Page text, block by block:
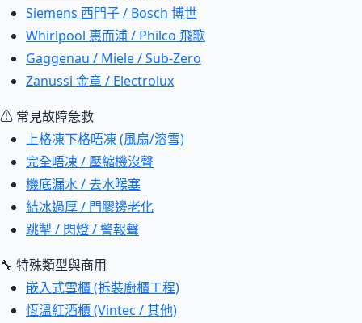
Siemens 西門子 / Bosch 博世
Whirlpool 惠而浦 / Philco 飛歌
Gaggenau / Miele / Sub-Zero
Zanussi 金章 / Electrolux
⚠ 常見故障急救
上格凍下格唔凍 (風扇/溶雪)
完全唔凍 / 壓縮機沒聲
機底漏水 / 去水喉塞
結冰過厚 / 門膠邊老化
跳掣 / 閃燈 / 警報聲
🔧 特殊類型與商用
嵌入式雪櫃 (拆裝廚櫃工程)
恆溫紅酒櫃 (Vintec / 其他)